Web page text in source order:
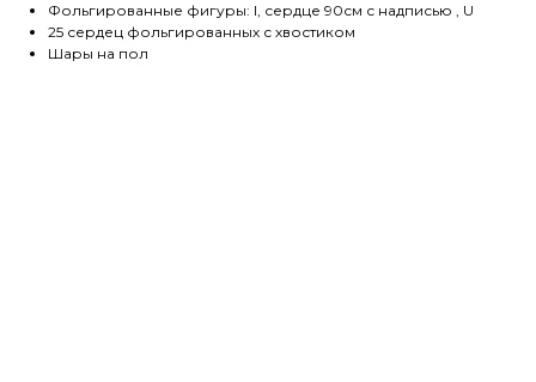
Фольгированные фигуры: I, сердце 90см с надписью , U
25 сердец фольгированных с хвостиком
Шары на пол